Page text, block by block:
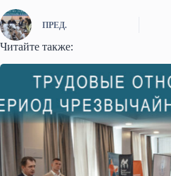
ПРЕД.
Читайте также: